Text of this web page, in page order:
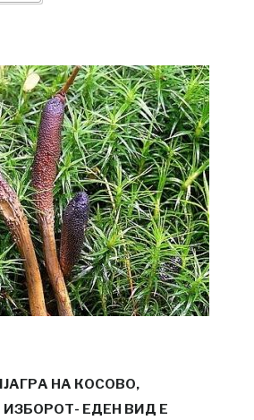
НА КОСОВО,
ЕДЕН ВИД Е